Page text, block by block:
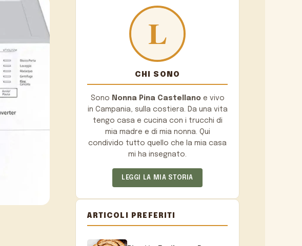
CHI SONO
Sono Nonna Pina Castellanoe vivo
in Campania, sulla costiera. Da una vita
tengo casa e cucina con i trucchi di
mia madre e di mia nonna. Qui
condivido tutto quello che la mia casa
mi ha insegnato.
LEGGI LA MIA STORIA
ARTICOLI PREFERITI